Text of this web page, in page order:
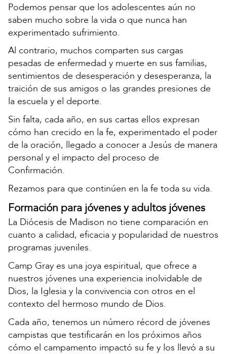
Podemos pensar que los adolescentes aún no
saben mucho sobre la vida o que nunca han
experimentado sufrimiento.
Al contrario, muchos comparten sus cargas
pesadas de enfermedad y muerte en sus familias,
sentimientos de desesperación y desesperanza, la
traición de sus amigos o las grandes presiones de
la escuela y el deporte.
Sin falta, cada año, en sus cartas ellos expresan
cómo han crecido en la fe, experimentado el poder
de la oración, llegado a conocer a Jesús de manera
personal y el impacto del proceso de
Confirmación.
Rezamos para que continúen en la fe toda su vida.
Formación para jóvenes y adultos jóvenes
La Diócesis de Madison no tiene comparación en
cuanto a calidad, eficacia y popularidad de nuestros
programas juveniles.
Camp Gray es una joya espiritual, que ofrece a
nuestros jóvenes una experiencia inolvidable de
Dios, la Iglesia y la convivencia con otros en el
contexto del hermoso mundo de Dios.
Cada año, tenemos un número récord de jóvenes
campistas que testificarán en los próximos años
cómo el campamento impactó su fe y los llevó a su